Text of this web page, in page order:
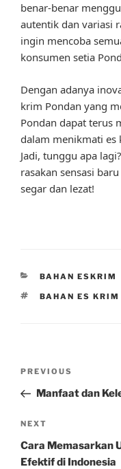
benar-benar
autentik dan variasi
ingin mencoba
konsumen setia
Dengan adanya
krim Pondan yang
Pondan dapat terus
dalam menikmati es
Jadi, tunggu apa
rasakan sensasi
segar dan lezat!
CATEGORIES
BAHAN ESKRIM
TAGS
BAHAN ES KRIM
Previous
Post
PREVIOUS
Manfaat dan
Next
Post
NEXT
Cara Memasarkan
Efektif di Indonesia